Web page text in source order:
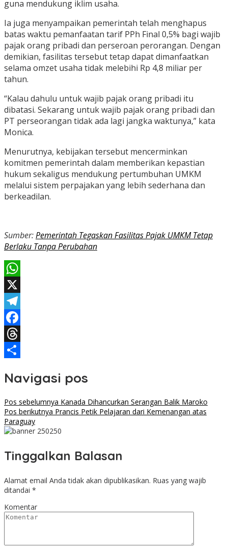
guna mendukung iklim usaha.
Ia juga menyampaikan pemerintah telah menghapus
batas waktu pemanfaatan tarif PPh Final 0,5% bagi wajib
pajak orang pribadi dan perseroan perorangan. Dengan
demikian, fasilitas tersebut tetap dapat dimanfaatkan
selama omzet usaha tidak melebihi Rp 4,8 miliar per
tahun.
“Kalau dahulu untuk wajib pajak orang pribadi itu
dibatasi. Sekarang untuk wajib pajak orang pribadi dan
PT perseorangan tidak ada lagi jangka waktunya,” kata
Monica.
Menurutnya, kebijakan tersebut mencerminkan
komitmen pemerintah dalam memberikan kepastian
hukum sekaligus mendukung pertumbuhan UMKM
melalui sistem perpajakan yang lebih sederhana dan
berkeadilan.
Sumber:Pemerintah Tegaskan Fasilitas Pajak UMKM Tetap
Berlaku Tanpa Perubahan
WhatsApp
X
Telegram
Facebook
Threads
Navigasi pos
Pos sebelumnya Kanada Dihancurkan Serangan Balik Maroko
Pos berikutnya Prancis Petik Pelajaran dari Kemenangan atas
Paraguay
Tinggalkan Balasan
Alamat email Anda tidak akan dipublikasikan. Ruas yang wajib
ditandai *
Komentar